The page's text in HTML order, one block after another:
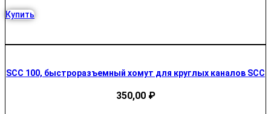
Купить
SCC 100, быстроразъемный хомут для круглых каналов SCC
350,00 ₽